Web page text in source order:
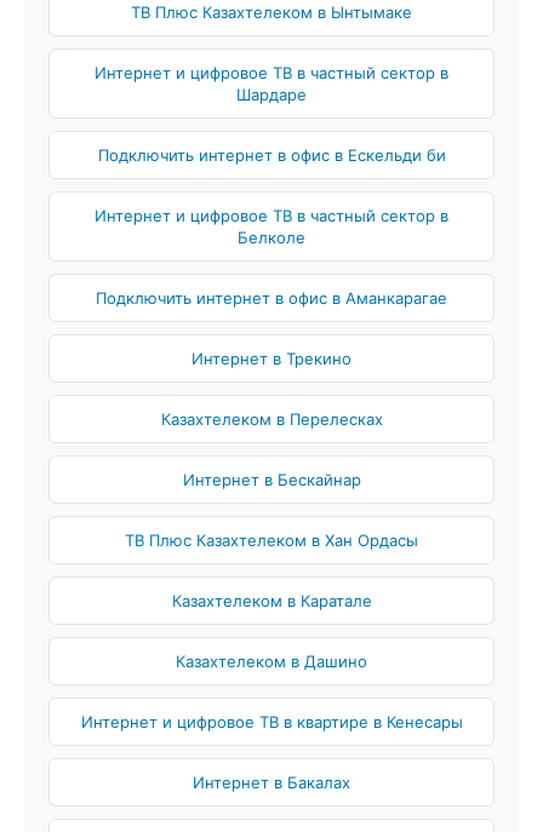
ТВ Плюс Казахтелеком в Ынтымаке
Интернет и цифровое ТВ в частный сектор в
Шардаре
Подключить интернет в офис в Ескельди би
Интернет и цифровое ТВ в частный сектор в
Белколе
Подключить интернет в офис в Аманкарагае
Интернет в Трекино
Казахтелеком в Перелесках
Интернет в Бескайнар
ТВ Плюс Казахтелеком в Хан Ордасы
Казахтелеком в Каратале
Казахтелеком в Дашино
Интернет и цифровое ТВ в квартире в Кенесары
Интернет в Бакалах